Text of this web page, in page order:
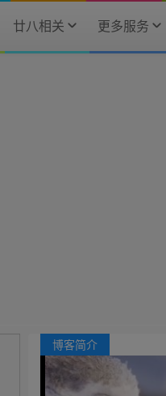
廿八相关 更多服务
博客简介